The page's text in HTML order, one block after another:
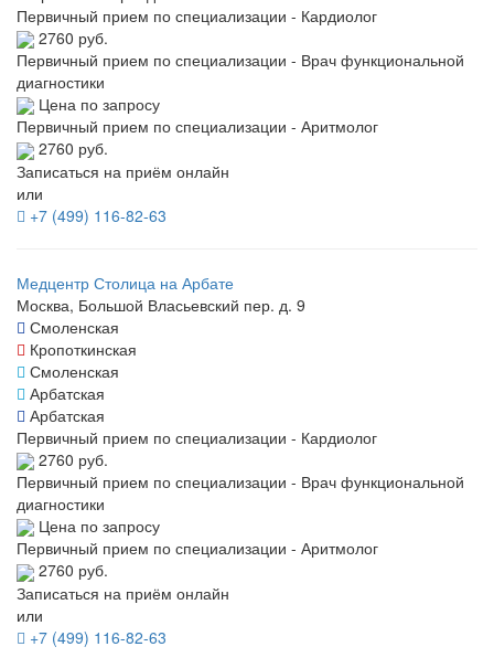
Первичный прием по специализации - Кардиолог
2760 руб.
Первичный прием по специализации - Врач функциональной
диагностики
Цена по запросу
Первичный прием по специализации - Аритмолог
2760 руб.
Записаться на приём онлайн
или
+7 (499) 116-82-63
Медцентр Столица на Арбате
Москва, Большой Власьевский пер. д. 9
Смоленская
Кропоткинская
Смоленская
Арбатская
Арбатская
Первичный прием по специализации - Кардиолог
2760 руб.
Первичный прием по специализации - Врач функциональной
диагностики
Цена по запросу
Первичный прием по специализации - Аритмолог
2760 руб.
Записаться на приём онлайн
или
+7 (499) 116-82-63